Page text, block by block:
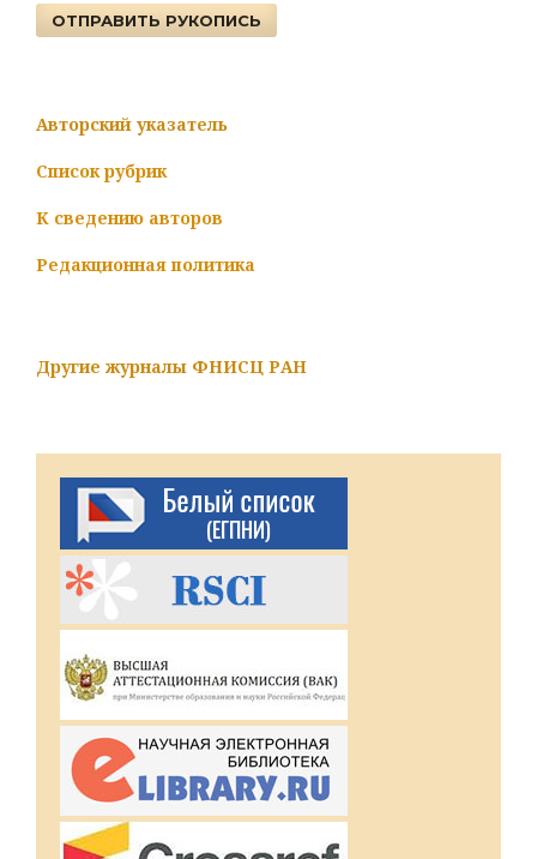
ОТПРАВИТЬ РУКОПИСЬ
Авторский указатель
Список рубрик
К сведению авторов
Редакционная политика
Другие журналы ФНИСЦ РАН